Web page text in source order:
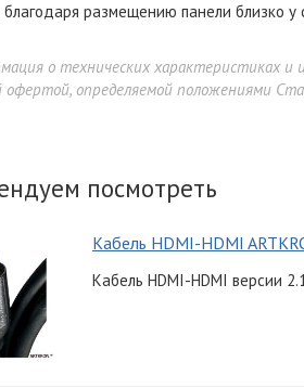
размещению панели близко у
о технических характеристиках
офертой, определяемой положениями
посмотреть
Кабель HDMI-HDMI
Кабель HDMI-HDMI версии